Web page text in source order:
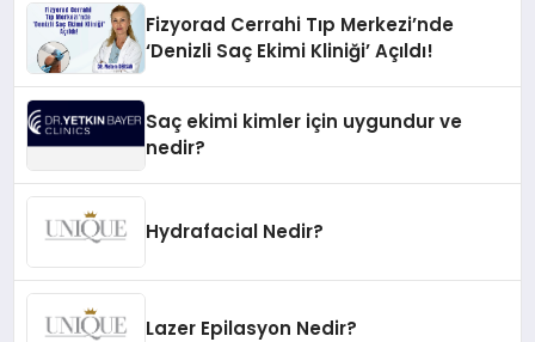
Fizyorad Cerrahi Tıp Merkezi’nde
‘Denizli Saç Ekimi Kliniği’ Açıldı!
Saç ekimi kimler için uygundur ve
nedir?
Hydrafacial Nedir?
Lazer Epilasyon Nedir?